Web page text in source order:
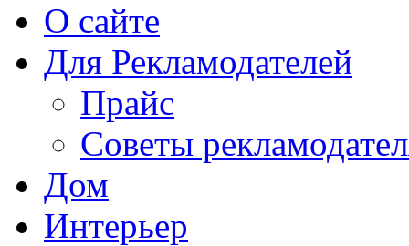
О сайте
Для Рекламодателей
Прайс
Советы
Дом
Интерьер